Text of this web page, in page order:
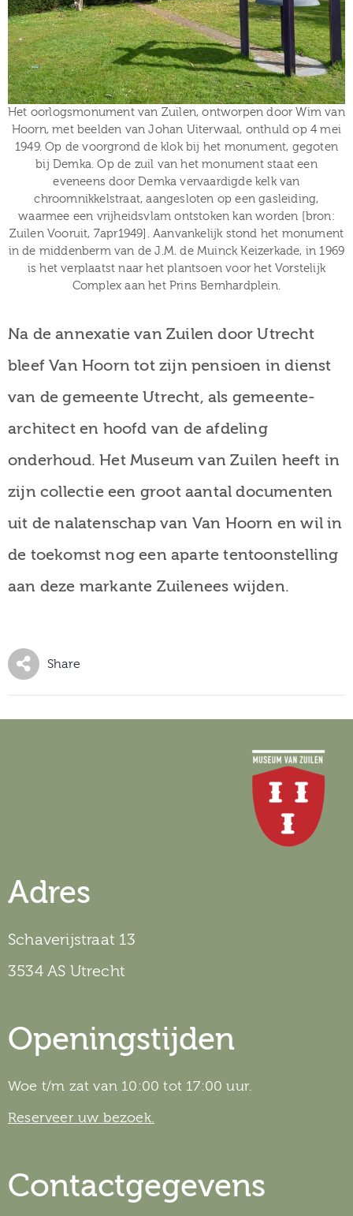
Het oorlogsmonument van Zuilen, ontworpen door Wim van
Hoorn, met beelden van Johan Uiterwaal, onthuld op 4 mei
1949. Op de voorgrond de klok bij het monument, gegoten
bij Demka. Op de zuil van het monument staat een
eveneens door Demka vervaardigde kelk van
chroomnikkelstraat, aangesloten op een gasleiding,
waarmee een vrijheidsvlam ontstoken kan worden [bron:
Zuilen Vooruit, 7apr1949]. Aanvankelijk stond het monument
in de middenberm van de J.M. de Muinck Keizerkade, in 1969
is het verplaatst naar het plantsoen voor het Vorstelijk
Complex aan het Prins Bernhardplein.
Na de annexatie van Zuilen door Utrecht
bleef Van Hoorn tot zijn pensioen in dienst
van de gemeente Utrecht, als gemeente-
architect en hoofd van de afdeling
onderhoud. Het Museum van Zuilen heeft in
zijn collectie een groot aantal documenten
uit de nalatenschap van Van Hoorn en wil in
de toekomst nog een aparte tentoonstelling
aan deze markante Zuilenees wijden.
Share
Adres
Schaverijstraat 13
3534 AS Utrecht
Openingstijden
Woe t/m zat van 10:00 tot 17:00 uur.
Reserveer uw bezoek.
Contactgegevens